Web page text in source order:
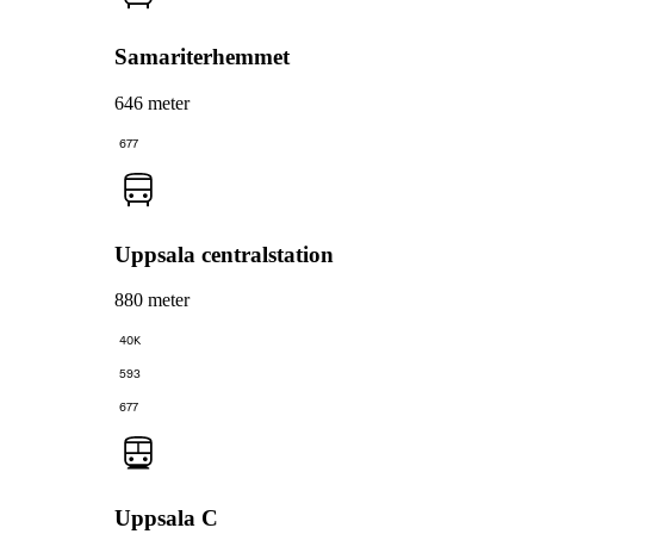
Samariterhemmet
646 meter
677
Uppsala centralstation
880 meter
40K
593
677
Uppsala C